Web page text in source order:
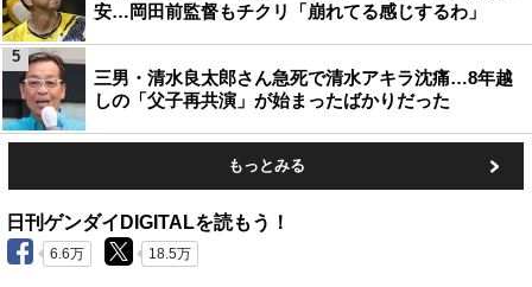
安…岡田前監督もチクリ「崩れてる感じするわ」
三男・清水良太郎さん急死で清水アキラ沈痛…8年越
しの「父子再共演」が始まったばかりだった
5
もっとみる
日刊ゲンダイDIGITALを読もう！
6.6万 18.5万